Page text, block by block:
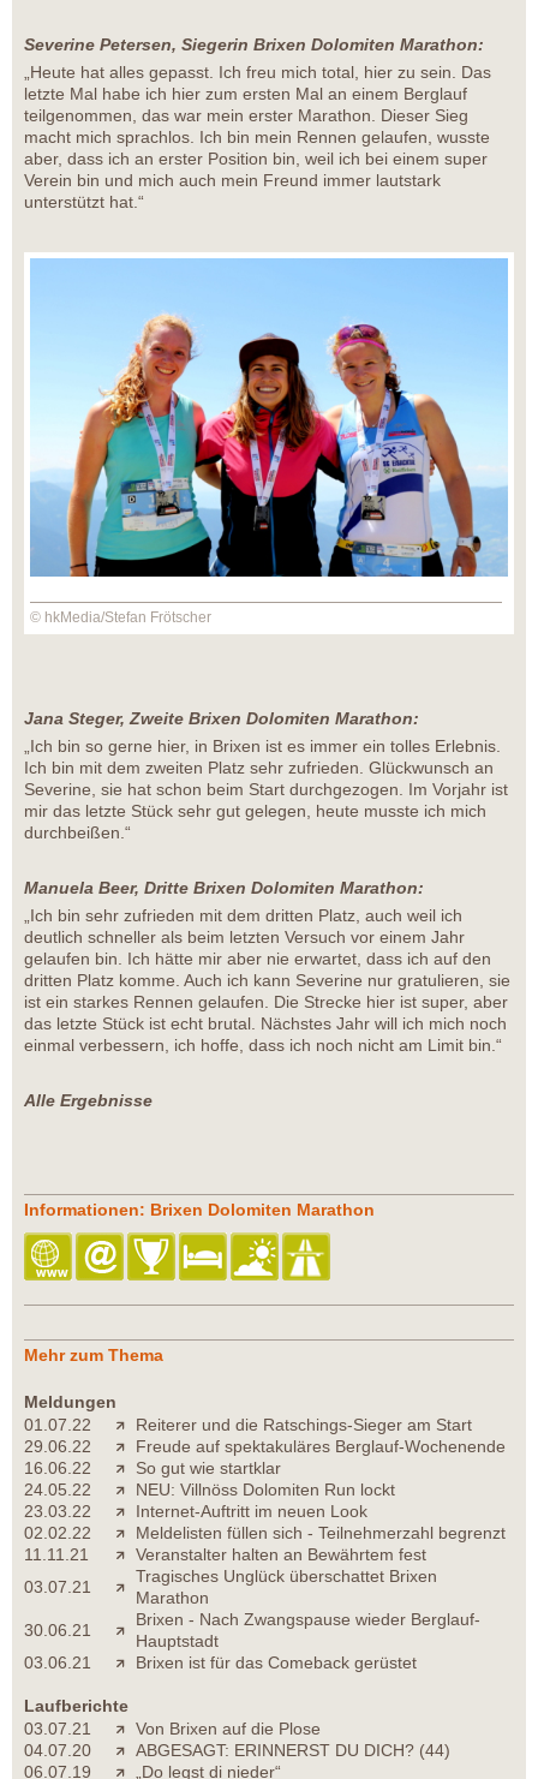
Severine Petersen, Siegerin Brixen Dolomiten Marathon:
„Heute hat alles gepasst. Ich freu mich total, hier zu sein. Das
letzte Mal habe ich hier zum ersten Mal an einem Berglauf
teilgenommen, das war mein erster Marathon. Dieser Sieg
macht mich sprachlos. Ich bin mein Rennen gelaufen, wusste
aber, dass ich an erster Position bin, weil ich bei einem super
Verein bin und mich auch mein Freund immer lautstark
unterstützt hat.“
© hkMedia/Stefan Frötscher
Jana Steger, Zweite Brixen Dolomiten Marathon:
„Ich bin so gerne hier, in Brixen ist es immer ein tolles Erlebnis.
Ich bin mit dem zweiten Platz sehr zufrieden. Glückwunsch an
Severine, sie hat schon beim Start durchgezogen. Im Vorjahr ist
mir das letzte Stück sehr gut gelegen, heute musste ich mich
durchbeißen.“
Manuela Beer, Dritte Brixen Dolomiten Marathon:
„Ich bin sehr zufrieden mit dem dritten Platz, auch weil ich
deutlich schneller als beim letzten Versuch vor einem Jahr
gelaufen bin. Ich hätte mir aber nie erwartet, dass ich auf den
dritten Platz komme. Auch ich kann Severine nur gratulieren, sie
ist ein starkes Rennen gelaufen. Die Strecke hier ist super, aber
das letzte Stück ist echt brutal. Nächstes Jahr will ich mich noch
einmal verbessern, ich hoffe, dass ich noch nicht am Limit bin.“
Alle Ergebnisse
Informationen: Brixen Dolomiten Marathon
Mehr zum Thema
Meldungen
01.07.22
Reiterer und die Ratschings-Sieger am Start
29.06.22
Freude auf spektakuläres Berglauf-Wochenende
16.06.22
So gut wie startklar
24.05.22
NEU: Villnöss Dolomiten Run lockt
23.03.22
Internet-Auftritt im neuen Look
02.02.22
Meldelisten füllen sich - Teilnehmerzahl begrenzt
11.11.21
Veranstalter halten an Bewährtem fest
03.07.21
Tragisches Unglück überschattet Brixen
Marathon
30.06.21
Brixen - Nach Zwangspause wieder Berglauf-
Hauptstadt
03.06.21
Brixen ist für das Comeback gerüstet
Laufberichte
03.07.21
Von Brixen auf die Plose
04.07.20
ABGESAGT: ERINNERST DU DICH? (44)
06.07.19
„Do legst di nieder“